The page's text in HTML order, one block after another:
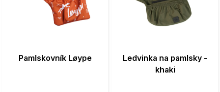
Pamlskovník Løype
Ledvinka na pamlsky -
khaki